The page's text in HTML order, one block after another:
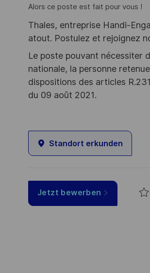
Alors ce poste est fait pour vous !
Thales, entreprise Handi-
atout. Postulez et rejoignez
Le poste pouvant nécessiter
nationale, la personne
dispositions des articles
du 09 août 2021.
Standort erkunden
Jetzt bewerben